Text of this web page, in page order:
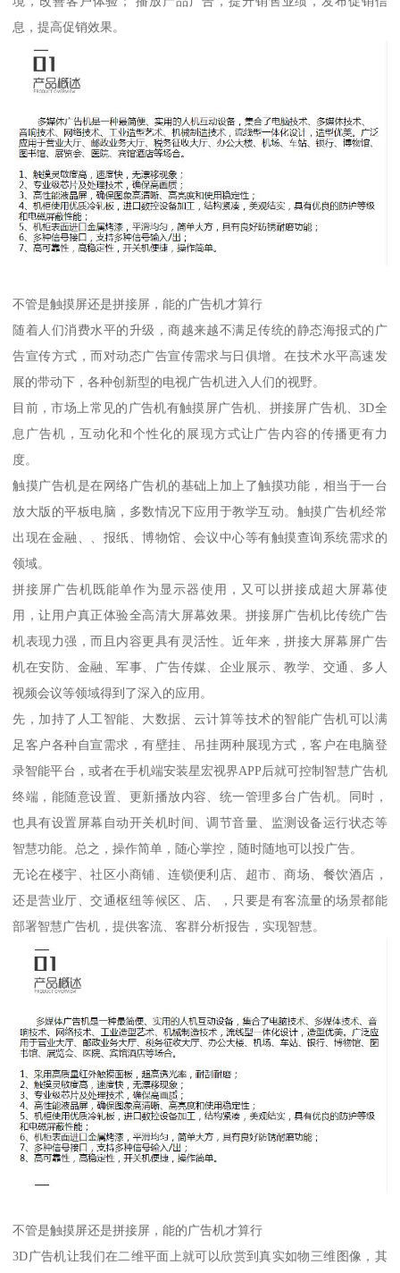
息，提高促销效果。
不管是触摸屏还是拼接屏，能的广告机才算行
随着人们消费水平的升级，商越来越不满足传统的静态海报式的广
告宣传方式，而对动态广告宣传需求与日俱增。在技术水平高速发
展的带动下，各种创新型的电视广告机进入人们的视野。
目前，市场上常见的广告机有触摸屏广告机、拼接屏广告机、3D全
息广告机，互动化和个性化的展现方式让广告内容的传播更有力
度。
触摸广告机是在网络广告机的基础上加上了触摸功能，相当于一台
放大版的平板电脑，多数情况下应用于教学互动。触摸广告机经常
出现在金融、、报纸、博物馆、会议中心等有触摸查询系统需求的
领域。
拼接屏广告机既能单作为显示器使用，又可以拼接成超大屏幕使
用，让用户真正体验全高清大屏幕效果。拼接屏广告机比传统广告
机表现力强，而且内容更具有灵活性。近年来，拼接大屏幕屏广告
机在安防、金融、军事、广告传媒、企业展示、教学、交通、多人
视频会议等领域得到了深入的应用。
先，加持了人工智能、大数据、云计算等技术的智能广告机可以满
足客户各种自宣需求，有壁挂、吊挂两种展现方式，客户在电脑登
录智能平台，或者在手机端安装星宏视界APP后就可控制智慧广告机
终端，能随意设置、更新播放内容、统一管理多台广告机。同时，
也具有设置屏幕自动开关机时间、调节音量、监测设备运行状态等
智慧功能。总之，操作简单，随心掌控，随时随地可以投广告。
无论在楼宇、社区小商铺、连锁便利店、超市、商场、餐饮酒店，
还是营业厅、交通枢纽等候区、店、，只要是有客流量的场景都能
部署智慧广告机，提供客流、客群分析报告，实现智慧。
不管是触摸屏还是拼接屏，能的广告机才算行
3D广告机让我们在二维平面上就可以欣赏到真实如物三维图像，其